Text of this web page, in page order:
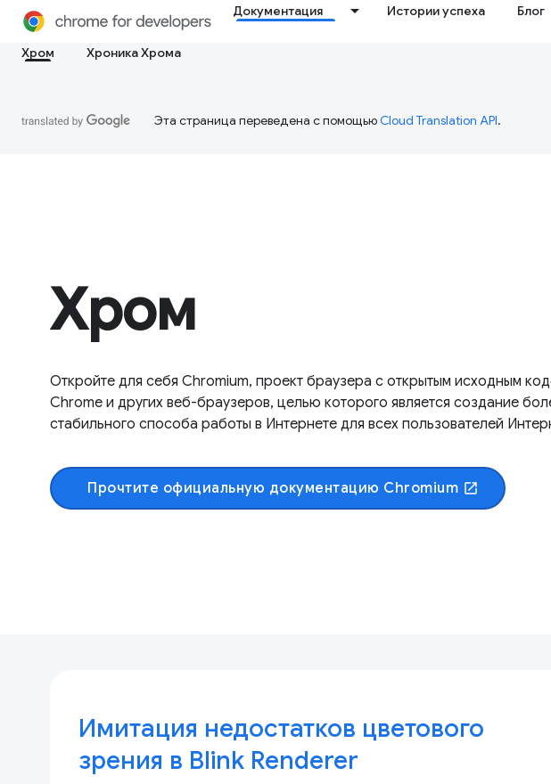
Документация Истории успеха Блог
Хром
Хроника Хрома
Эта страница переведена с помощьюCloud Translation API.
Хром
Откройте для себя Chromium, проект браузера с открытым исходным
Chrome и других веб-браузеров, целью которого является создание
стабильного способа работы в Интернете для всех пользователей
Прочтите официальную документацию Chromium open_in_new
Имитация недостатков цветового
зрения в Blink Renderer